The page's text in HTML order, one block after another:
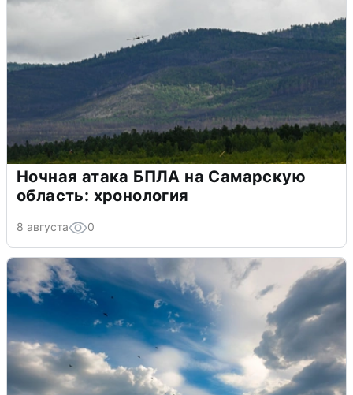
Ночная атака БПЛА на Самарскую
область: хронология
8 августа 0